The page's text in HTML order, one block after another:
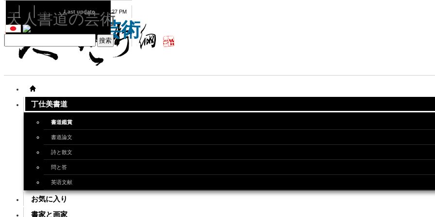
天人書道の芸術
丁仕美書道
書道鑑賞
書道論文
詩と散文
問と答
英语文献
お気に入り
書家と画家
08 09 2026 Last update 08:15:27 PM
天人書道の芸術